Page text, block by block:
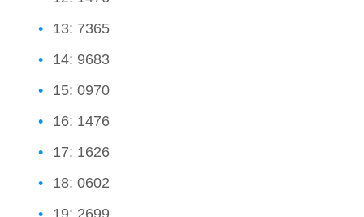
13: 7365
14: 9683
15: 0970
16: 1476
17: 1626
18: 0602